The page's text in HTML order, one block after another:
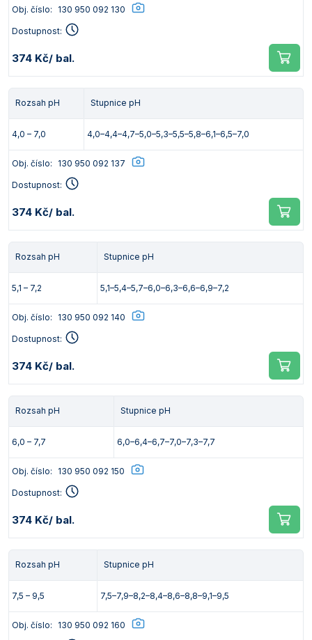
Obj. číslo: 130 950 092 130
Dostupnost:
374 Kč/ bal.
Rozsah pH Stupnice pH
4,0 – 7,0 4,0–4,4–4,7–5,0–5,3–5,5–5,8–6,1–6,5–7,0
Obj. číslo: 130 950 092 137
Dostupnost:
374 Kč/ bal.
Rozsah pH Stupnice pH
5,1 – 7,2 5,1–5,4–5,7–6,0–6,3–6,6–6,9–7,2
Obj. číslo: 130 950 092 140
Dostupnost:
374 Kč/ bal.
Rozsah pH Stupnice pH
6,0 – 7,7 6,0–6,4–6,7–7,0–7,3–7,7
Obj. číslo: 130 950 092 150
Dostupnost:
374 Kč/ bal.
Rozsah pH Stupnice pH
7,5 – 9,5 7,5–7,9–8,2–8,4–8,6–8,8–9,1–9,5
Obj. číslo: 130 950 092 160